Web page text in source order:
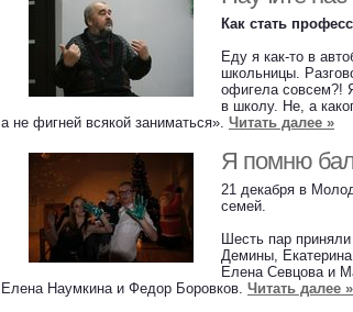
Как стать
Еду я как-то в
школьницы.
офигела совсем?!
в школу. Не, а
а не фигней всякой заниматься». Читать далее »
Я помню
21 декабря в
семей.
Шесть пар
Демины,
Елена Севцова и
Елена Наумкина и Федор Боровков. Читать далее »